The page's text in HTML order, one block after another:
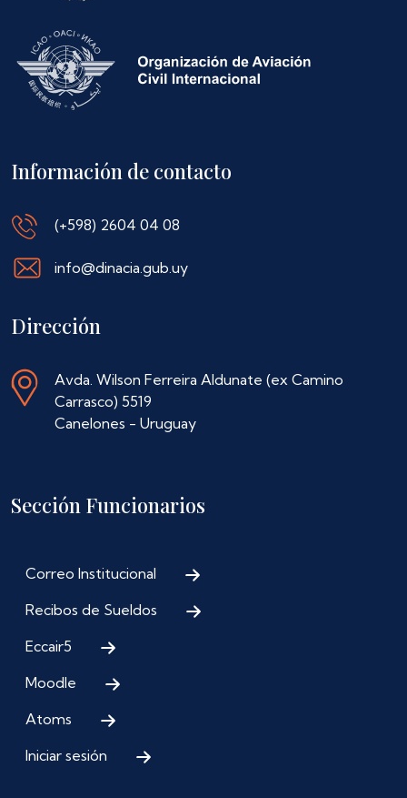
Información de contacto
(+598) 2604 04 08
info@dinacia.gub.uy
Dirección
Avda. Wilson Ferreira Aldunate (ex Camino
Carrasco) 5519
Canelones - Uruguay
Sección Funcionarios
Correo Institucional
Recibos de Sueldos
Eccair5
Moodle
Atoms
Iniciar sesión